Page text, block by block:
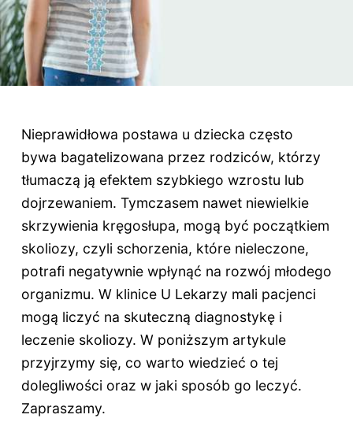
Nieprawidłowa postawa u dziecka często
bywa bagatelizowana przez rodziców, którzy
tłumaczą ją efektem szybkiego wzrostu lub
dojrzewaniem. Tymczasem nawet niewielkie
skrzywienia kręgosłupa, mogą być początkiem
skoliozy, czyli schorzenia, które nieleczone,
potrafi negatywnie wpłynąć na rozwój młodego
organizmu. W klinice U Lekarzy mali pacjenci
mogą liczyć na skuteczną diagnostykę i
leczenie skoliozy. W poniższym artykule
przyjrzymy się, co warto wiedzieć o tej
dolegliwości oraz w jaki sposób go leczyć.
Zapraszamy.